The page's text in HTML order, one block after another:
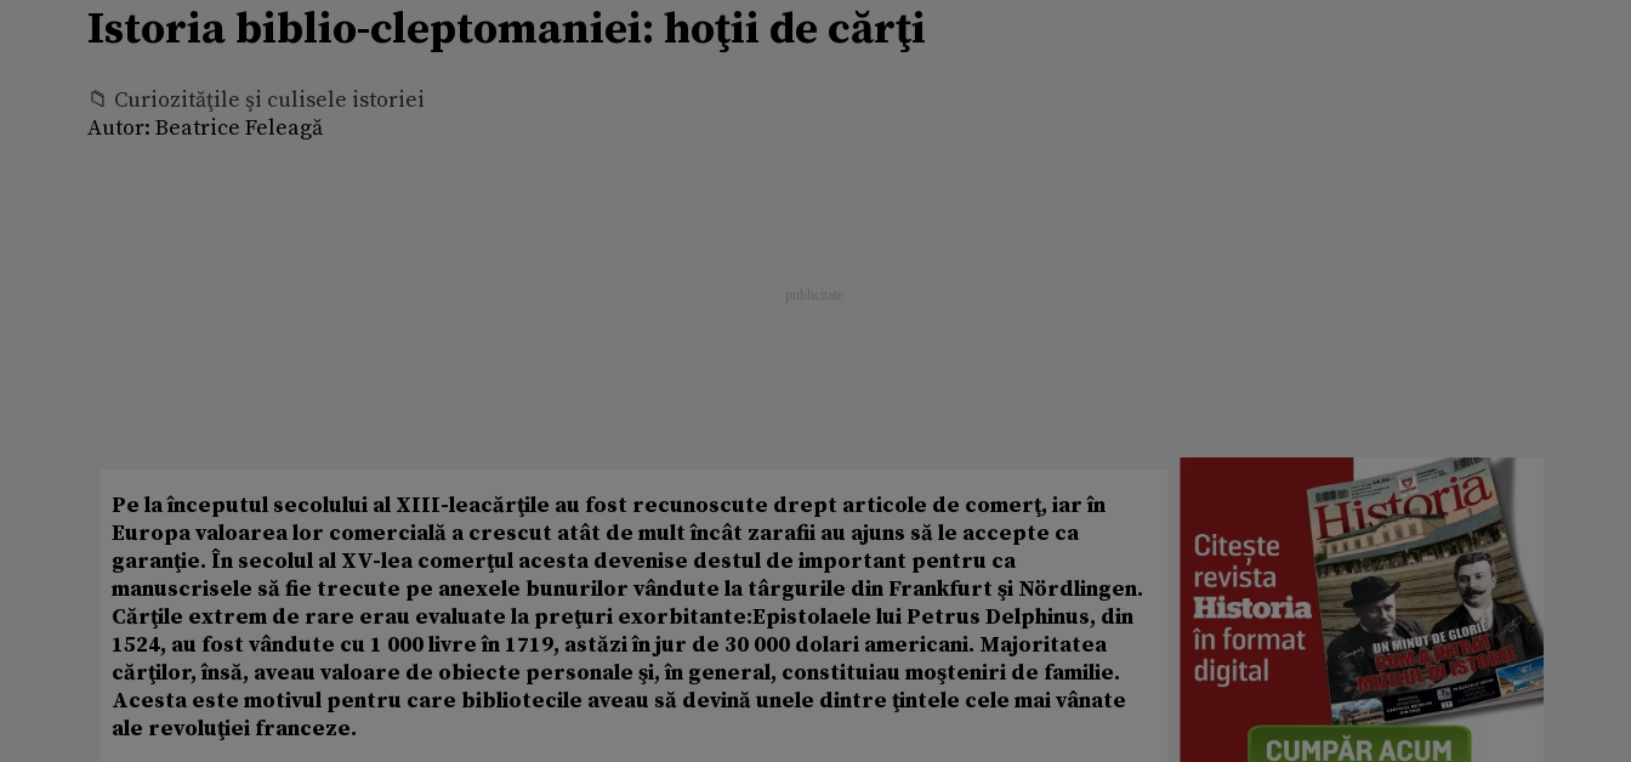
Istoria biblio-cleptomaniei: hoţii de cărţi
📁 Curiozităţile şi culisele istoriei
Autor: Beatrice Feleagă
Pe la începutul secolului al XIII-leacărţile au fost recunoscute drept articole de comerţ, iar în
Europa valoarea lor comercială a crescut atât de mult încât zarafii au ajuns să le accepte ca
garanţie. În secolul al XV-lea comerţul acesta devenise destul de important pentru ca
manuscrisele să fie trecute pe anexele bunurilor vândute la târgurile din Frankfurt şi Nördlingen.
Cărţile extrem de rare erau evaluate la preţuri exorbitante:Epistolaele lui Petrus Delphinus, din
1524, au fost vândute cu 1 000 livre în 1719, astăzi în jur de 30 000 dolari americani. Majoritatea
cărţilor, însă, aveau valoare de obiecte personale şi, în general, constituiau moşteniri de familie.
Acesta este motivul pentru care bibliotecile aveau să devină unele dintre ţintele cele mai vânate
ale revoluţiei franceze.